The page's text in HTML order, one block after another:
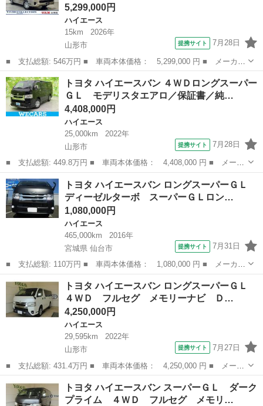
5,299,000円
ハイエース
15km
2026年
山形市
提携サイト 7月28日
■ 支払総額: 546万円 ■ 車両本体価格： 5,299,000 円 ■ メーカー
名： トヨタ ■ 車種名： ハイエースワゴン ■ グレード名： グ
ランドキャビン ４ＷＤ 登録済未使用車 純正ディスプレイオーデ
ィオ フル...
山形 山形市 ハイエース
トヨタ ハイエースバン ４ＷＤロングスーパー
ＧＬ モデリスタエアロ／保証書／純…
4,408,000円
ハイエース
25,000km
2022年
山形市
提携サイト 7月28日
■ 支払総額: 449.8万円 ■ 車両本体価格： 4,408,000 円 ■ メーカ
ー名： トヨタ ■ 車種名： ハイエースバン ■ グレード名： ４
ＷＤロングスーパーＧＬ モデリスタエアロ／保証書／純正 ＳＤナ
ビ／衝突...
山形 山形市 ハイエース
トヨタ ハイエースバン ロングスーパーＧＬ
ディーゼルターボ スーパーＧＬロン…
1,080,000円
ハイエース
465,000km
2016年
宮城県 仙台市
提携サイト 7月31日
■ 支払総額: 110万円 ■ 車両本体価格： 1,080,000 円 ■ メーカー
名： トヨタ ■ 車種名： ハイエースバン ■ グレード名： ロン
グスーパーＧＬ ディーゼルターボ スーパーＧＬロング 電格ミラ
ー ＥＴＣ...
宮城 仙台市 ハイエース
トヨタ ハイエースバン ロングスーパーＧＬ
４ＷＤ フルセグ メモリーナビ Ｄ…
4,250,000円
ハイエース
29,595km
2022年
山形市
提携サイト 7月27日
■ 支払総額: 431.4万円 ■ 車両本体価格： 4,250,000 円 ■ メーカ
ー名： トヨタ ■ 車種名： ハイエースバン ■ グレード名： ロ
ングスーパーＧＬ ４ＷＤ フルセグ メモリーナビ ＤＶＤ再生
後席モニ...
山形 山形市 ハイエース
トヨタ ハイエースバン スーパーＧＬ ダーク
プライム ４ＷＤ フルセグ メモリ…